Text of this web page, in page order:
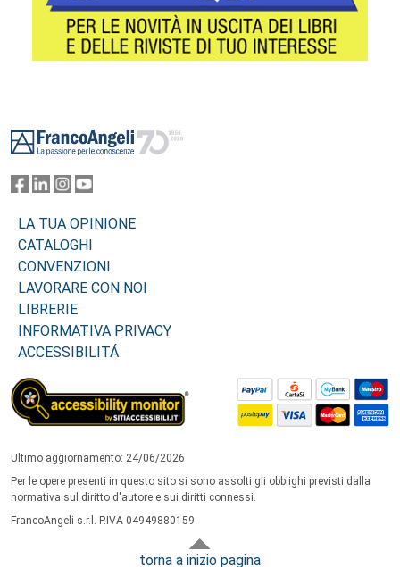
LA TUA OPINIONE
CATALOGHI
CONVENZIONI
LAVORARE CON NOI
LIBRERIE
INFORMATIVA PRIVACY
ACCESSIBILITÁ
Ultimo aggiornamento: 24/06/2026
Per le opere presenti in questo sito si sono assolti gli obblighi previsti dalla
normativa sul diritto d'autore e sui diritti connessi.
FrancoAngeli s.r.l. P.IVA 04949880159
torna a inizio pagina